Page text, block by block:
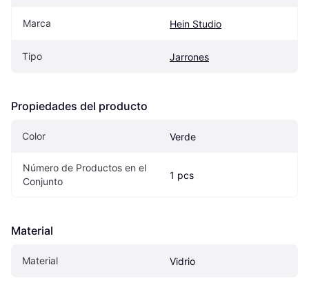
Marca Hein Studio
Tipo Jarrones
Propiedades del producto
Color Verde
Número de Productos en el
Conjunto
1 pcs
Material
Material Vidrio